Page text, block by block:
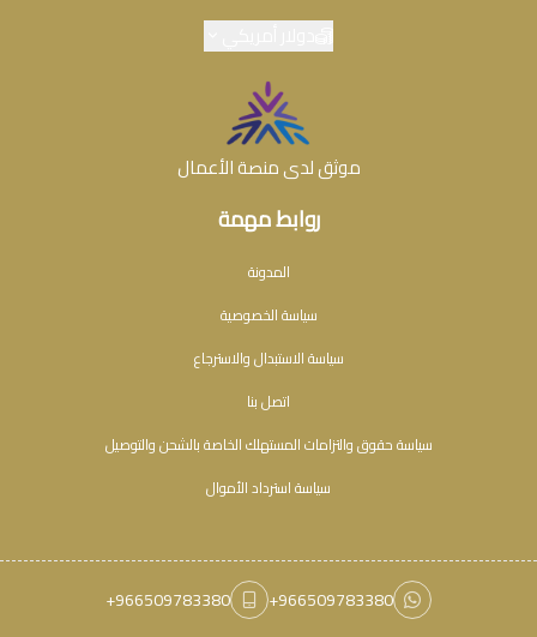
روابط مهمة
المدونة
سياسة الخصوصية
سياسة الاستبدال والاسترجاع
اتصل بنا
سياسة حقوق والتزامات المستهلك الخاصة بالشحن والتوصيل
سياسة استرداد الأموال
موثق لدى منصة الأعمال
+966509783380
+966509783380